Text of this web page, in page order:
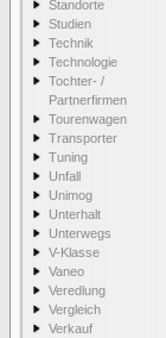
Standorte
Studien
Technik
Technologie
Tochter- /
Partnerfirmen
Tourenwagen
Transporter
Tuning
Unfall
Unimog
Unterhalt
Unterwegs
V-Klasse
Vaneo
Veredlung
Vergleich
Verkauf